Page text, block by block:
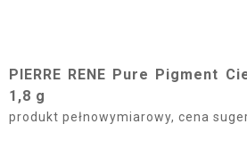
PIERRE RENE Pure Pigment
1,8 g
produkt pełnowymiarowy, cena